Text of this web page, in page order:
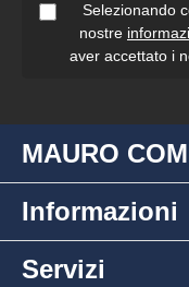
Selezionando
nostre
aver accettato i
MAURO
Informazioni
Servizi